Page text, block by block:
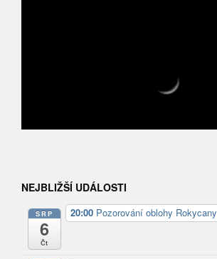
NEJBLIŽŠÍ UDÁLOSTI
SRP
6
Čt
20:00 Pozorování oblohy Rokycany